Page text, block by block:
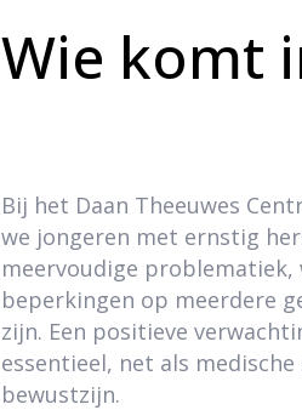
Wie komt
Bij het Daan Theeuwes
we jongeren met ernstig
meervoudige problematiek,
beperkingen op meerdere
zijn. Een positieve
essentieel, net als
bewustzijn.